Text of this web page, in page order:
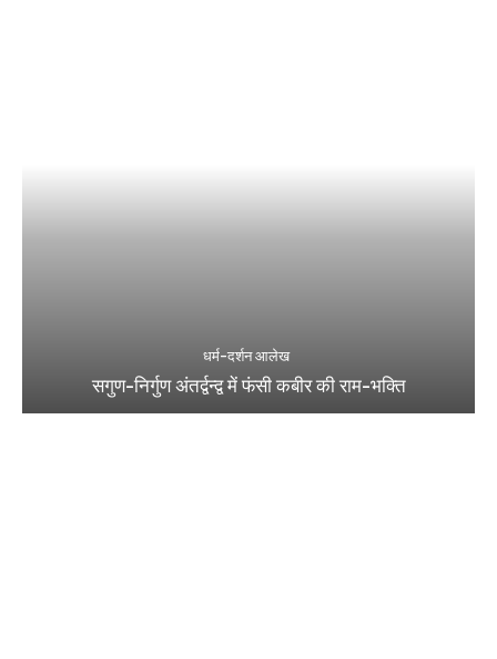
धर्म-दर्शन आलेख
सगुण-निर्गुण अंतर्द्वन्द्व में फंसी कबीर की राम-भक्ति